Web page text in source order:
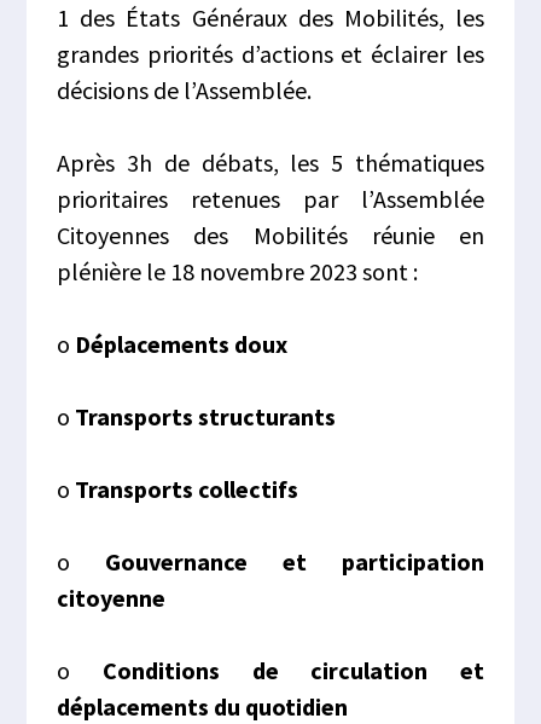
1 des États Généraux des Mobilités, les
grandes priorités d’actions et éclairer les
décisions de l’Assemblée.
Après 3h de débats, les 5 thématiques
prioritaires retenues par l’Assemblée
Citoyennes des Mobilités réunie en
plénière le 18 novembre 2023 sont :
o Déplacements doux
o Transports structurants
o Transports collectifs
o Gouvernance et participation
citoyenne
o Conditions de circulation et
déplacements du quotidien